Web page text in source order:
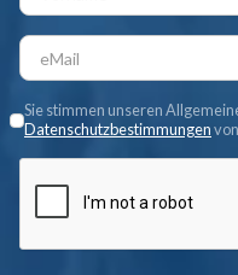
Sie stimmen unseren
Datenschutzbestimmungen